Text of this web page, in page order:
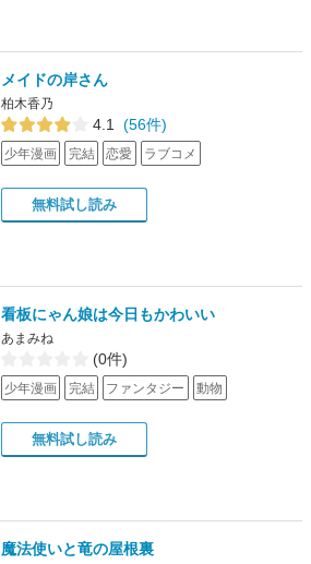
メイドの岸さん
柏木香乃
4.1 (56件)
少年漫画 完結 恋愛 ラブコメ
無料試し読み
看板にゃん娘は今日もかわいい
あまみね
(0件)
少年漫画 完結 ファンタジー 動物
無料試し読み
魔法使いと竜の屋根裏